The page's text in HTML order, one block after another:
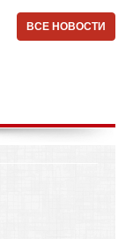
ВСЕ НОВОСТИ